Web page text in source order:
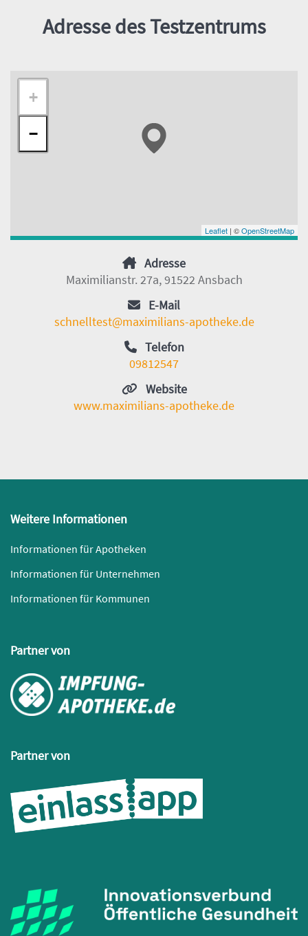
Adresse des Testzentrums
+
−
Leaflet | ©OpenStreetMap
Adresse
Maximilianstr. 27a, 91522 Ansbach
E-Mail
schnelltest@maximilians-apotheke.de
Telefon
09812547
Website
www.maximilians-apotheke.de
Weitere Informationen
Informationen für Apotheken
Informationen für Unternehmen
Informationen für Kommunen
Partner von
Partner von